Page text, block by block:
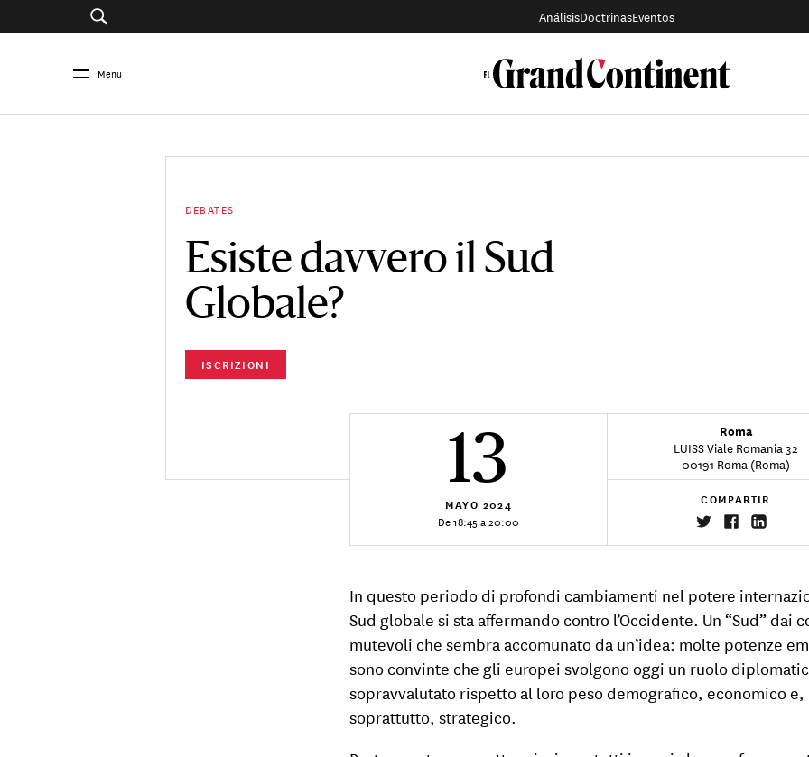
AnálisisDoctrinasEventos
Menu
DEBATES
Esiste davvero il Sud
Globale?
ISCRIZIONI
13
MAYO 2024
De 18:45 a 20:00
Roma
LUISS Viale Romania 32
00191 Roma (Roma)
COMPARTIR
In questo periodo di profondi cambiamenti nel potere
Sud globale si sta affermando contro l’Occidente. Un “Sud” dai
mutevoli che sembra accomunato da un’idea: molte potenze
sono convinte che gli europei svolgono oggi un ruolo
sopravvalutato rispetto al loro peso demografico, economico e,
soprattutto, strategico.